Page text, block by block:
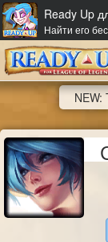
Ready Up
Найти его
NEW: